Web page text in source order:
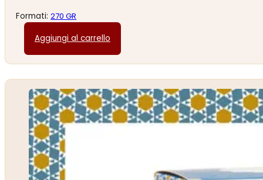
Formati:270 GR
Aggiungi al carrello